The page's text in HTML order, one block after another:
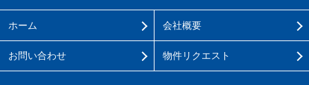
ホーム 会社概要
お問い合わせ 物件リクエスト